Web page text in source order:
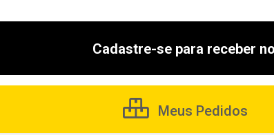
Cadastre-se para receber
Meus Pedidos